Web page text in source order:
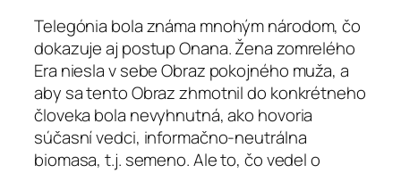
Telegónia bola známa mnohým národom, čo
dokazuje aj postup Onana. Žena zomrelého
Era niesla v sebe Obraz pokojného muža, a
aby sa tento Obraz zhmotnil do konkrétneho
človeka bola nevyhnutná, ako hovoria
súčasní vedci, informačno-neutrálna
biomasa, t.j. semeno. Ale to, čo vedel o